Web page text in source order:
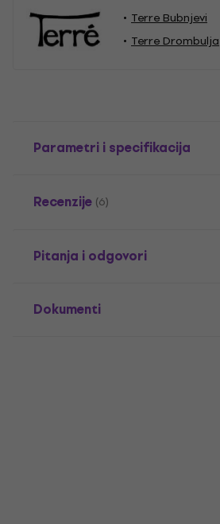
Terre Bubnjevi
Terre Drombulja
Parametri i specifikacija
Recenzije (6)
Pitanja i odgovori
Dokumenti